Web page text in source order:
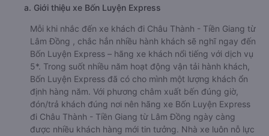
a. Giới thiệu xe Bốn Luyện Express
Mỗi khi nhắc đến xe khách đi Châu Thành - Tiền Giang từ
Lâm Đồng , chắc hẳn nhiều hành khách sẽ nghĩ ngay đến
Bốn Luyện Express – hãng xe khách nổi tiếng với dịch vụ
5*. Trong suốt nhiều năm hoạt động vận tải hành khách,
Bốn Luyện Express đã có cho mình một lượng khách ổn
định hàng năm. Với phương châm xuất bến đúng giờ,
đón/trả khách đúng nơi nên hãng xe Bốn Luyện Express
đi Châu Thành - Tiền Giang từ Lâm Đồng ngày càng
được nhiều khách hàng mới tin tưởng. Nhà xe luôn nỗ lực